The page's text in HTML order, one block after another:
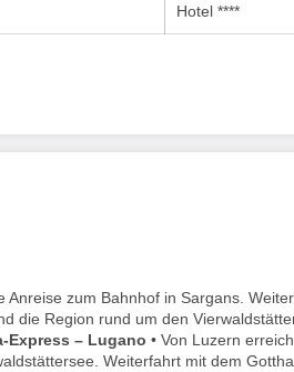
Hotel ****
Anreise zum Bahnhof in Sargans.
die Region rund um den
Express – Lugano • Von Luzern
Weiterfahrt mit dem